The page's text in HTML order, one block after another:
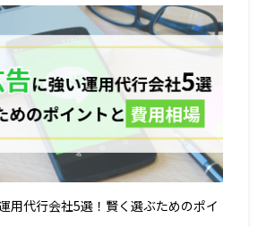
用代行会社5選！賢く選ぶためのポイ